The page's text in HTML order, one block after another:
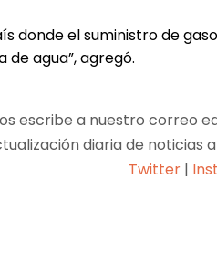
donde el suministro de
agua”, agregó.
escribe a nuestro correo
diaria de noticias
Twitter |